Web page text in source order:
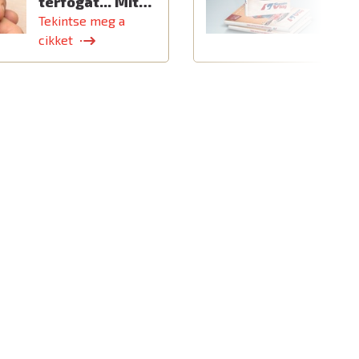
Tekintse meg a
cikket